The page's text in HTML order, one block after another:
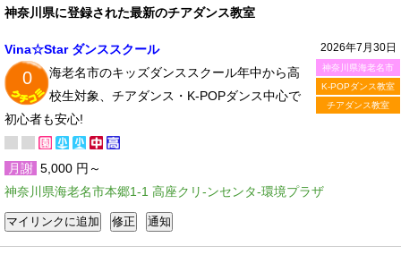
神奈川県に登録された最新のチアダンス教室
2026年7月30日
神奈川県海老名市
K-POPダンス教室
チアダンス教室
Vina☆Star ダンススクール
0
海老名市のキッズダンススクール年中から高
校生対象、チアダンス・K-POPダンス中心で
初心者も安心!
月謝 5,000 円～
神奈川県海老名市本郷1-1 高座クリ-ンセンタ-環境プラザ